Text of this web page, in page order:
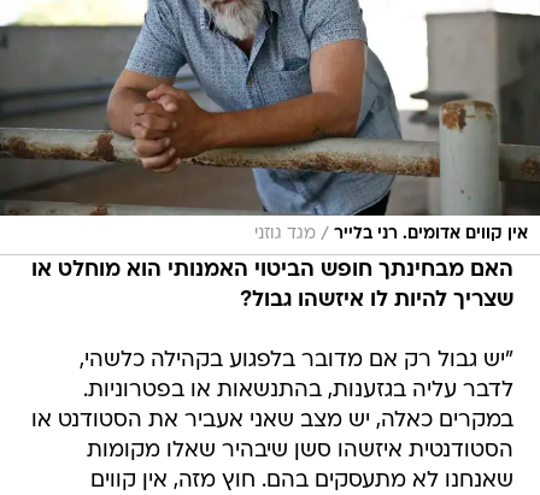
אין קווים אדומים. רני בלייר / מגד גוזני
האם מבחינתך חופש הביטוי האמנותי הוא מוחלט או
שצריך להיות לו איזשהו גבול?
"יש גבול רק אם מדובר בלפגוע בקהילה כלשהי,
לדבר עליה בגזענות, בהתנשאות או בפטרוניות.
במקרים כאלה, יש מצב שאני אעביר את הסטודנט או
הסטודנטית איזשהו סשן שיבהיר שאלו מקומות
שאנחנו לא מתעסקים בהם. חוץ מזה, אין קווים